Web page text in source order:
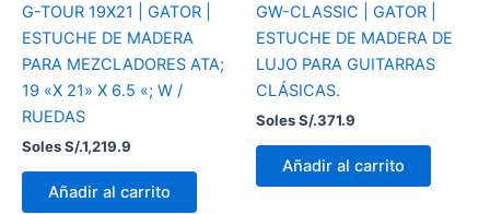
G-TOUR 19X21 | GATOR |
ESTUCHE DE MADERA
PARA MEZCLADORES ATA;
19 «X 21» X 6.5 «; W /
RUEDAS
Soles S/.1,219.9
Añadir al carrito
GW-CLASSIC | GATOR |
ESTUCHE DE MADERA DE
LUJO PARA GUITARRAS
CLÁSICAS.
Soles S/.371.9
Añadir al carrito